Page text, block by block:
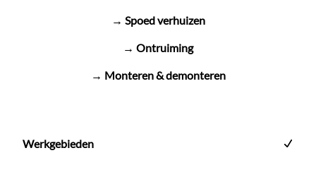
→ Spoed verhuizen
→ Ontruiming
→ Monteren & demonteren
Werkgebieden